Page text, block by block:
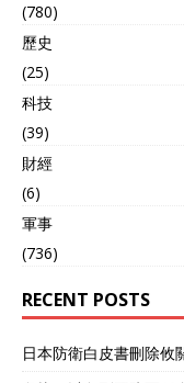
(780)
歷史
(25)
科技
(39)
財經
(6)
軍事
(736)
RECENT POSTS
日本防衛白皮書刪除攸